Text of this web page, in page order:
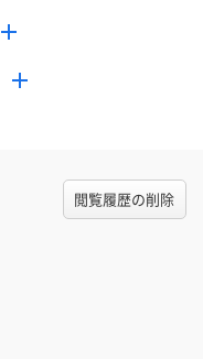
閲覧履歴の削除